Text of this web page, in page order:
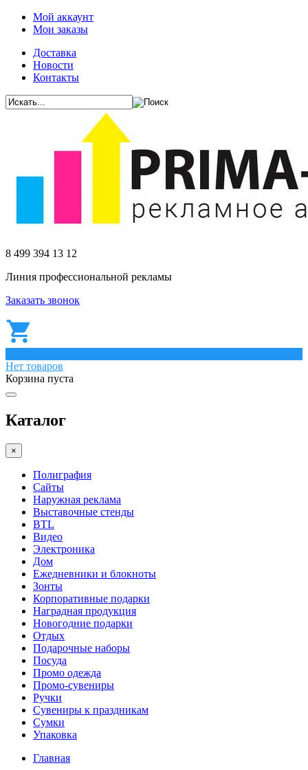
Мой аккаунт
Мои заказы
Доставка
Новости
Контакты
8 499 394 13 12
Линия профессиональной рекламы
Заказать звонок
Нет товаров
Корзина пуста
Каталог
×
Полиграфия
Сайты
Наружная реклама
Выставочные стенды
BTL
Видео
Электроника
Дом
Ежедневники и блокноты
Зонты
Корпоративные подарки
Наградная продукция
Новогодние подарки
Отдых
Подарочные наборы
Посуда
Промо одежда
Промо-сувениры
Ручки
Сувениры к праздникам
Сумки
Упаковка
Главная